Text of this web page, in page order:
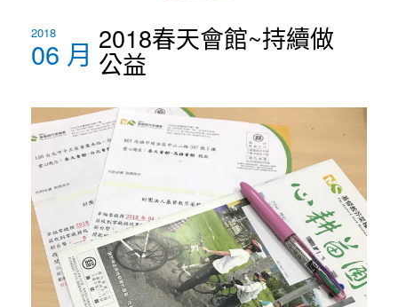
2018
06 月 2018春天會館~持續做
公益